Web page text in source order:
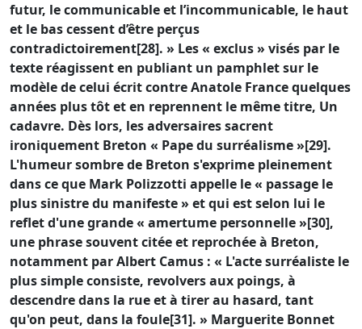
futur, le communicable et l’incommunicable, le haut
et le bas cessent d’être perçus
contradictoirement[28]. » Les « exclus » visés par le
texte réagissent en publiant un pamphlet sur le
modèle de celui écrit contre Anatole France quelques
années plus tôt et en reprennent le même titre, Un
cadavre. Dès lors, les adversaires sacrent
ironiquement Breton « Pape du surréalisme »[29].
L'humeur sombre de Breton s'exprime pleinement
dans ce que Mark Polizzotti appelle le « passage le
plus sinistre du manifeste » et qui est selon lui le
reflet d'une grande « amertume personnelle »[30],
une phrase souvent citée et reprochée à Breton,
notamment par Albert Camus : « L'acte surréaliste le
plus simple consiste, revolvers aux poings, à
descendre dans la rue et à tirer au hasard, tant
qu'on peut, dans la foule[31]. » Marguerite Bonnet